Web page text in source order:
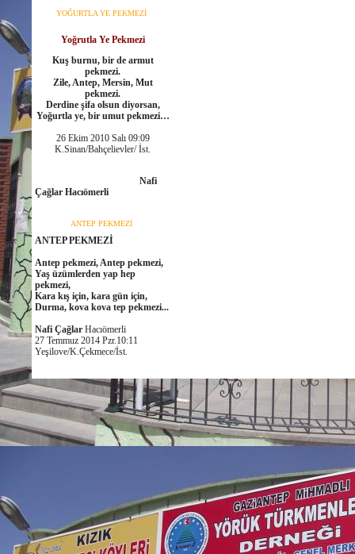
YOĞURTLA YE PEKMEZİ
Yoğrutla Ye Pekmezi
Kuş burnu, bir de armut
pekmezi.
Zile, Antep, Mersin, Mut
pekmezi.
Derdine şifa olsun diyorsan,
Yoğurtla ye, bir umut pekmezi…
26 Ekim 2010 Salı 09:09
K.Sinan/Bahçelievler/ İst.
Nafi
Çağlar Hacıömerli
ANTEP PEKMEZİ
ANTEP PEKMEZİ
Antep pekmezi, Antep pekmezi,
Yaş üzümlerden yap hep
pekmezi,
Kara kış için, kara gün için,
Durma, kova kova tep pekmezi...
Nafi Çağlar Hacıömerli
27 Temmuz 2014 Pzr.10:11
Yeşilove/K.Çekmece/İst.